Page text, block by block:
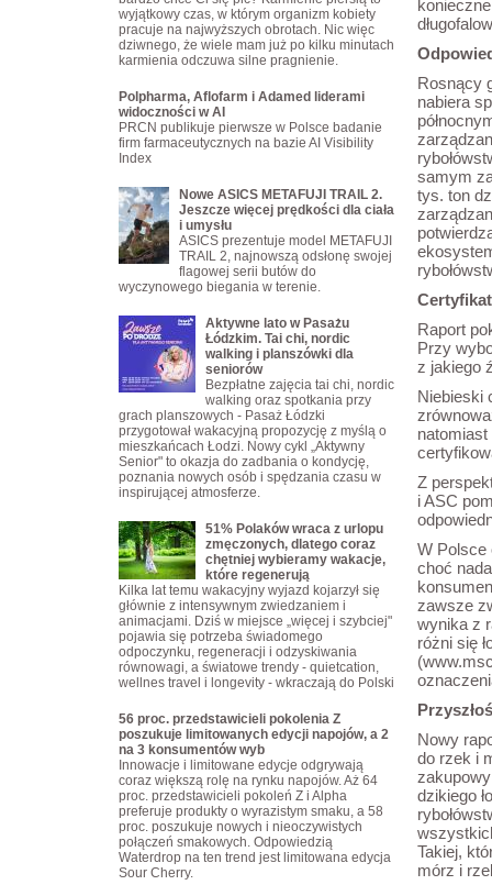
Rosnący
nabiera
samym
tys. ton
Raport
Przy
z jakiego
Niebieski
Z
i ASC
W Polsce
choć
zawsze
wynika z
różni się
(
Nowy
do rzek i
dzikiego
Takiej,
mórz i
wyjątkowy czas, w którym organizm kobiety
pracuje na najwyższych obrotach. Nic więc
dziwnego, że wiele mam już po kilku minutach
karmienia odczuwa silne pragnienie.
Polpharma, Aflofarm i Adamed liderami
widoczności w AI
PRCN publikuje pierwsze w Polsce badanie
firm farmaceutycznych na bazie AI Visibility
Index
Nowe ASICS METAFUJI TRAIL 2.
Jeszcze więcej prędkości dla ciała
i umysłu
ASICS prezentuje model METAFUJI
TRAIL 2, najnowszą odsłonę swojej
flagowej serii butów do
wyczynowego biegania w terenie.
Aktywne lato w Pasażu
Łódzkim. Tai chi, nordic
walking i planszówki dla
seniorów
Bezpłatne zajęcia tai chi, nordic
walking oraz spotkania przy
grach planszowych - Pasaż Łódzki
przygotował wakacyjną propozycję z myślą o
mieszkańcach Łodzi. Nowy cykl „Aktywny
Senior" to okazja do zadbania o kondycję,
poznania nowych osób i spędzania czasu w
inspirującej atmosferze.
51% Polaków wraca z urlopu
zmęczonych, dlatego coraz
chętniej wybieramy wakacje,
które regenerują
Kilka lat temu wakacyjny wyjazd kojarzył się
głównie z intensywnym zwiedzaniem i
animacjami. Dziś w miejsce „więcej i szybciej"
pojawia się potrzeba świadomego
odpoczynku, regeneracji i odzyskiwania
równowagi, a światowe trendy - quietcation,
wellnes travel i longevity - wkraczają do Polski
56 proc. przedstawicieli pokolenia Z
poszukuje limitowanych edycji napojów, a 2
na 3 konsumentów wyb
Innowacje i limitowane edycje odgrywają
coraz większą rolę na rynku napojów. Aż 64
proc. przedstawicieli pokoleń Z i Alpha
preferuje produkty o wyrazistym smaku, a 58
proc. poszukuje nowych i nieoczywistych
połączeń smakowych. Odpowiedzią
Waterdrop na ten trend jest limitowana edycja
Sour Cherry.